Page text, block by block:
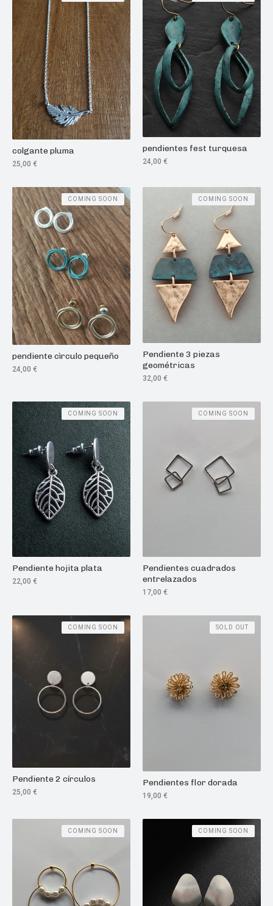
colgante pluma
25,00 €
pendientes fest turquesa
24,00 €
pendiente cìrculo pequeño
24,00 €
COMING SOON
Pendiente 3 piezas
geométricas
32,00 €
COMING SOON
Pendiente hojita plata
22,00 €
COMING SOON
Pendientes cuadrados
entrelazados
17,00 €
COMING SOON
Pendiente 2 círculos
25,00 €
COMING SOON
Pendientes flor dorada
19,00 €
SOLD OUT
COMING SOON COMING SOON